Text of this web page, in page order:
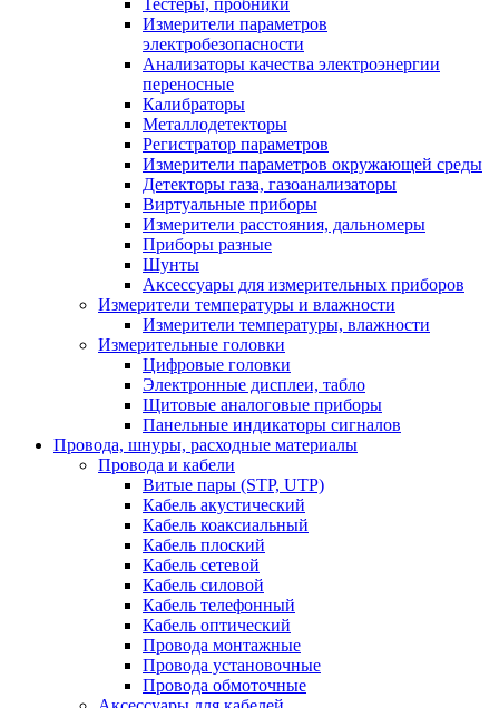
Измерители параметров
электробезопасности
Анализаторы качества электроэнергии
переносные
Калибраторы
Металлодетекторы
Регистратор параметров
Измерители параметров окружающей среды
Детекторы газа, газоанализаторы
Виртуальные приборы
Измерители расстояния, дальномеры
Приборы разные
Шунты
Аксессуары для измерительных приборов
Измерители температуры и влажности
Измерители температуры, влажности
Измерительные головки
Цифровые головки
Электронные дисплеи, табло
Щитовые аналоговые приборы
Панельные индикаторы сигналов
Провода, шнуры, расходные материалы
Провода и кабели
Витые пары (STP, UTP)
Кабель акустический
Кабель коаксиальный
Кабель плоский
Кабель сетевой
Кабель силовой
Кабель телефонный
Кабель оптический
Провода монтажные
Провода установочные
Провода обмоточные